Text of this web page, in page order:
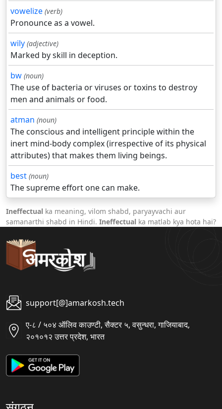
vowelize (verb)
Pronounce as a vowel.
wily (adjective)
Marked by skill in deception.
bw (noun)
The use of bacteria or viruses or toxins to destroy
men and animals or food.
atman (noun)
The conscious and intelligent principle within the
inert mind-body complex (irrespective of its physical
attributes) that makes them living beings.
best (noun)
The supreme effort one can make.
Ineffectual ka meaning, vilom shabd, paryayvachi aur
samanarthi shabd in Hindi. Ineffectual ka matlab kya hota hai?
support[@]amarkosh.tech
ए-८ / ५०४ ऑलिव काउण्टी, सैक्टर ५, वसुन्धरा, गाजियाबाद,
२०१०१२ उत्तर प्रदेश, भारत